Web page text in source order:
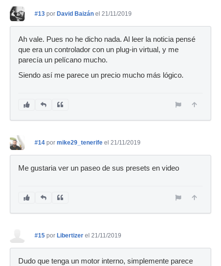
#13 por David Baizán el 21/11/2019
Ah vale. Pues no he dicho nada. Al leer la noticia pensé
que era un controlador con un plug-in virtual, y me
parecía un pelícano mucho.
Siendo así me parece un precio mucho más lógico.
#14 por mike29_tenerife el 21/11/2019
Me gustaria ver un paseo de sus presets en video
#15 por Libertizer el 21/11/2019
Dudo que tenga un motor interno, simplemente parece